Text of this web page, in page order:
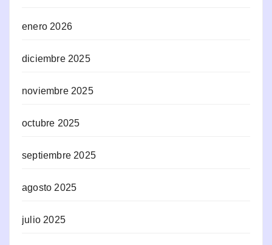
enero 2026
diciembre 2025
noviembre 2025
octubre 2025
septiembre 2025
agosto 2025
julio 2025